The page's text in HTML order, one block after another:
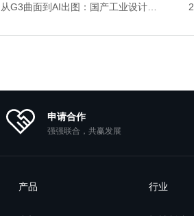
从G3曲面到AI出图：国产工业设计软件的硬实力到底怎么样了？
申请合作
强强联合，共赢发展
产品 行业